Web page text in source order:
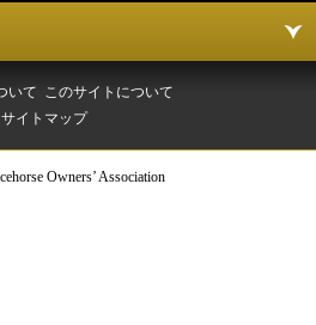
いて このサイトについて
サイトマップ
Owners’ Association